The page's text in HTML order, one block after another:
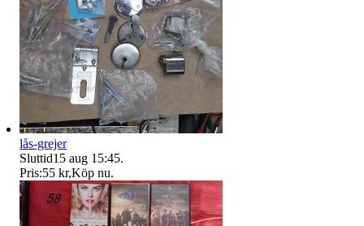
lås-grejer
Sluttid15 aug 15:45.
Pris:55 kr,Köp nu.